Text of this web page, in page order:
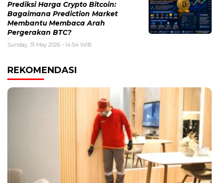
Prediksi Harga Crypto Bitcoin:
Bagaimana Prediction Market
Membantu Membaca Arah
Pergerakan BTC?
Sunday, 31 May 2026 - 14:54 WIB
REKOMENDASI